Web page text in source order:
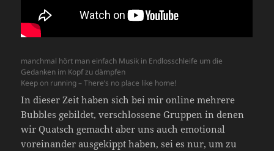
manchmal hört man einfach Musik in Endlosschleife um die
Gedanken im Kopf zu dämpfen
Keep on running – There’s no place like home!
In dieser Zeit haben sich bei mir online mehrere
Bubbles gebildet, verschlossene Gruppen in denen
wir Quatsch gemacht aber uns auch emotional
voreinander ausgekippt haben, sei es nur, um zu